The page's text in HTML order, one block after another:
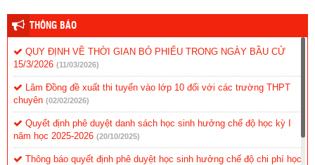
THÔNG BÁO
QUY ĐỊNH VỀ THỜI GIAN BỎ PHIẾU TRONG NGÀY BẦU CỬ
15/3/2026 (11/03/2026)
Lâm Đồng đề xuất thi tuyển vào lớp 10 đối với các trường THPT
chuyên (02/02/2026)
Quyết định phê duyệt danh sách học sinh hưởng chế độ học kỳ I
năm học 2025-2026 (20/10/2025)
Thông báo quyết định phê duyệt học sinh hưởng chế độ chi phí học